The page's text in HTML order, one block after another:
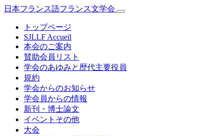
日本フランス語フランス文学会
トップページ
SJLLF Accueil
本会のご案内
賛助会員リスト
学会のあゆみと歴代主要役員
規約
学会からのお知らせ
学会員からの情報
新刊・博士論文
イベントその他
大会